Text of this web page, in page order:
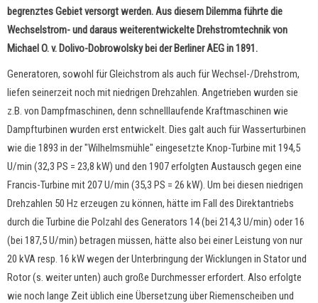
begrenztes Gebiet versorgt werden. Aus diesem Dilemma führte die
Wechselstrom- und daraus weiterentwickelte Drehstromtechnik von
Michael O. v. Dolivo-Dobrowolsky bei der Berliner AEG in 1891.
Generatoren, sowohl für Gleichstrom als auch für Wechsel-/Drehstrom,
liefen seinerzeit noch mit niedrigen Drehzahlen. Angetrieben wurden sie
z.B. von Dampfmaschinen, denn schnelllaufende Kraftmaschinen wie
Dampfturbinen wurden erst entwickelt. Dies galt auch für Wasserturbinen
wie die 1893 in der "Wilhelmsmühle" eingesetzte Knop-Turbine mit 194,5
U/min (32,3 PS = 23,8 kW) und den 1907 erfolgten Austausch gegen eine
Francis-Turbine mit 207 U/min (35,3 PS = 26 kW). Um bei diesen niedrigen
Drehzahlen 50 Hz erzeugen zu können, hätte im Fall des Direktantriebs
durch die Turbine die Polzahl des Generators 14 (bei 214,3 U/min) oder 16
(bei 187,5 U/min) betragen müssen, hätte also bei einer Leistung von nur
20 kVA resp. 16 kW wegen der Unterbringung der Wicklungen in Stator und
Rotor (s. weiter unten) auch große Durchmesser erfordert. Also erfolgte
wie noch lange Zeit üblich eine Übersetzung über Riemenscheiben und